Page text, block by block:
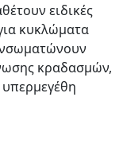
ειδικές
κυκλώματα
κραδασμών,